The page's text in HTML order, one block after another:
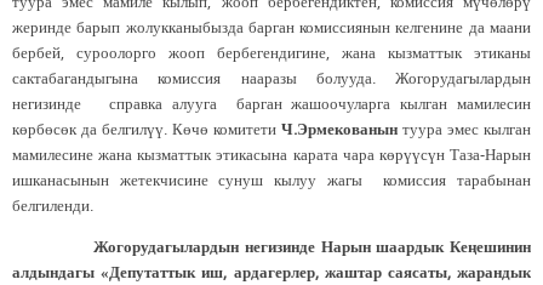
жеринде барып жолукканыбызда барган комиссиянын келгенине да маани
бербей, суроолорго жооп бербегендигине, жана кызматтык этиканы
сактабагандыгына комиссия нааразы болууда. Жогорудагылардын
негизинде справка алууга барган жашоочуларга кылган мамилесин
көрбөсөк да белгилүү. Көчө комитети Ч.Эрмекованын туура эмес кылган
мамилесине жана кызматтык этикасына карата чара көрүүсүн Таза-Нарын
ишканасынын жетекчисине сунуш кылуу жагы комиссия тарабынан
белгиленди.
Жогорудагылардын негизинде Нарын шаардык Кеңешинин
алдындагы «Депутаттык иш, ардагерлер, жаштар саясаты, жарандык